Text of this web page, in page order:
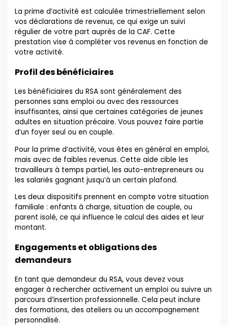
La prime d’activité est calculée trimestriellement selon
vos déclarations de revenus, ce qui exige un suivi
régulier de votre part auprès de la CAF. Cette
prestation vise à compléter vos revenus en fonction de
votre activité.
Profil des bénéficiaires
Les bénéficiaires du RSA sont généralement des
personnes sans emploi ou avec des ressources
insuffisantes, ainsi que certaines catégories de jeunes
adultes en situation précaire. Vous pouvez faire partie
d’un foyer seul ou en couple.
Pour la prime d’activité, vous êtes en général en emploi,
mais avec de faibles revenus. Cette aide cible les
travailleurs à temps partiel, les auto-entrepreneurs ou
les salariés gagnant jusqu’à un certain plafond.
Les deux dispositifs prennent en compte votre situation
familiale : enfants à charge, situation de couple, ou
parent isolé, ce qui influence le calcul des aides et leur
montant.
Engagements et obligations des
demandeurs
En tant que demandeur du RSA, vous devez vous
engager à rechercher activement un emploi ou suivre un
parcours d’insertion professionnelle. Cela peut inclure
des formations, des ateliers ou un accompagnement
personnalisé.